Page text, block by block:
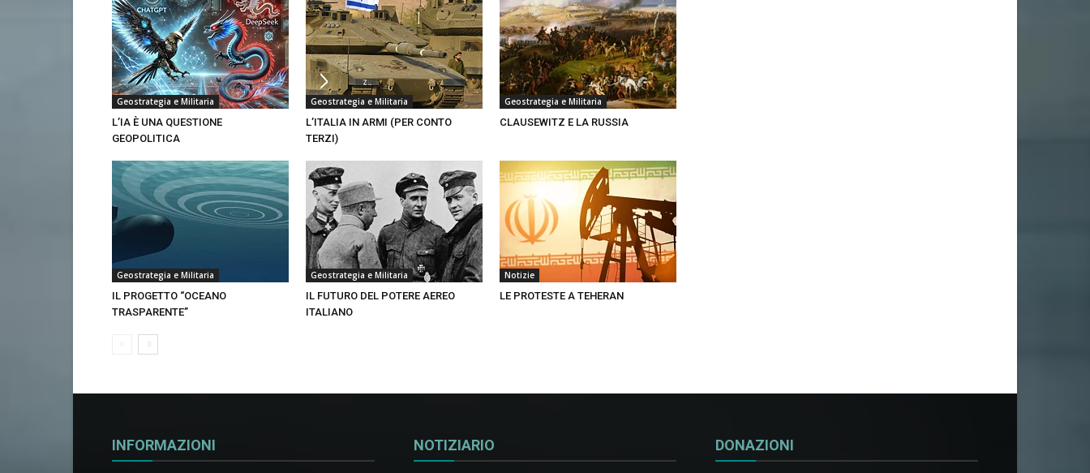
Geostrategia e Militaria
L’IA È UNA QUESTIONE
GEOPOLITICA
Geostrategia e Militaria
L’ITALIA IN ARMI (PER CONTO
TERZI)
Geostrategia e Militaria
CLAUSEWITZ E LA RUSSIA
Geostrategia e Militaria
IL PROGETTO “OCEANO
TRASPARENTE”
Geostrategia e Militaria
IL FUTURO DEL POTERE AEREO
ITALIANO
Notizie
LE PROTESTE A TEHERAN
INFORMAZIONI NOTIZIARIO DONAZIONI